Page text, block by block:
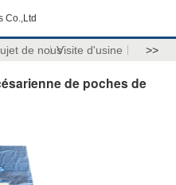
Co.,Ltd
de nousVisite d'usine >>
de poches de